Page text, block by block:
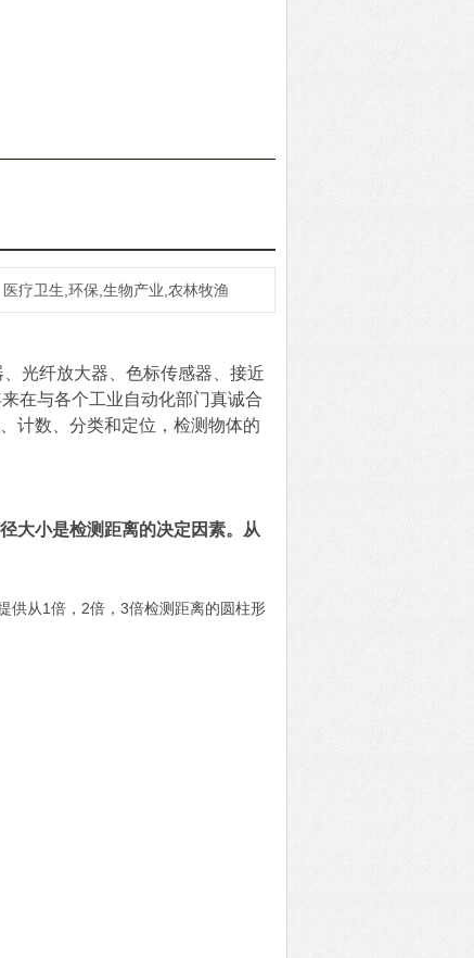
医疗卫生,环保,生物产业,农林牧渔
光纤放大器、色标传感器、接近
在与各个工业自动化部门真诚合
计数、分类和定位，检测物体的
大小是检测距离的决定因素。从
供从1倍，2倍，3倍检测距离的圆柱形